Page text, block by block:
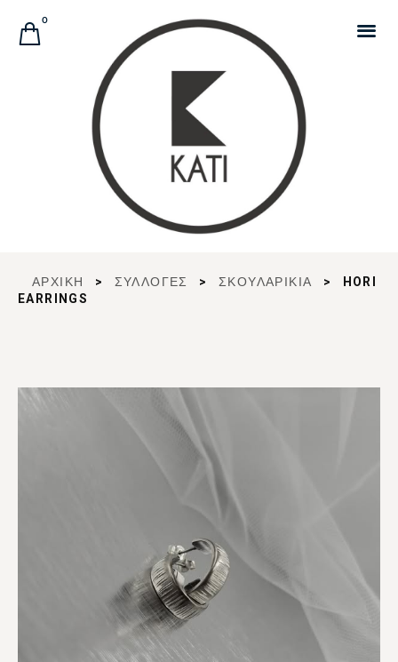
0
ΑΡΧΙΚΉ > ΣΥΛΛΟΓΈΣ > ΣΚΟΥΛΑΡΙΚΙΑ >
HORI
EARRINGS